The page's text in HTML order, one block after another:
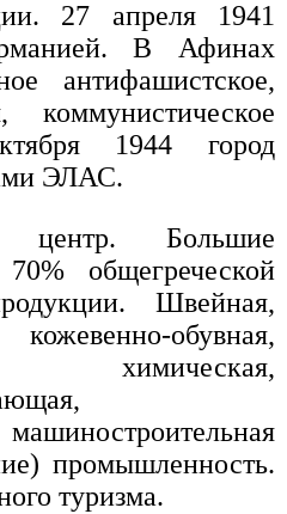
27 апреля 1941
В Афинах
антифашистское,
коммунистическое
1944 город
ЭЛАС.
центр. Большие
общегреческой
Швейная,
обувная,
машиностроительная
промышленность.
туризма.